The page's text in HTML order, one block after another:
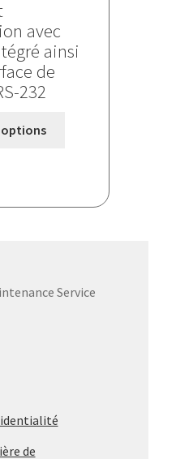
avec
ainsi
de
232
options
variations.
Service
de